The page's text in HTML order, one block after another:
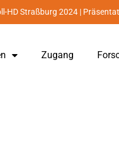
HD Straßburg 2024 |
Zugang